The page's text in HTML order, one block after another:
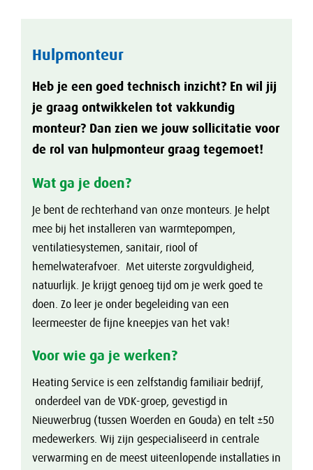
Hulpmonteur
Heb je een goed technisch inzicht? En wil jij
je graag ontwikkelen tot vakkundig
monteur? Dan zien we jouw sollicitatie voor
de rol van hulpmonteur graag tegemoet!
Wat ga je doen?
Je bent de rechterhand van onze monteurs. Je helpt
mee bij het installeren van warmtepompen,
ventilatiesystemen, sanitair, riool of
hemelwaterafvoer. Met uiterste zorgvuldigheid,
natuurlijk. Je krijgt genoeg tijd om je werk goed te
doen. Zo leer je onder begeleiding van een
leermeester de fijne kneepjes van het vak!
Voor wie ga je werken?
Heating Service is een zelfstandig familiair bedrijf,
onderdeel van de VDK-groep, gevestigd in
Nieuwerbrug (tussen Woerden en Gouda) en telt ±50
medewerkers. Wij zijn gespecialiseerd in centrale
verwarming en de meest uiteenlopende installaties in